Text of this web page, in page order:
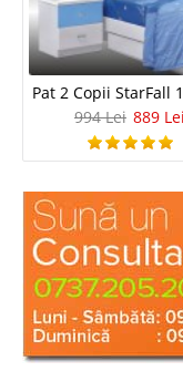
Pat 2 Copii StarFall
994 Lei 889 Lei